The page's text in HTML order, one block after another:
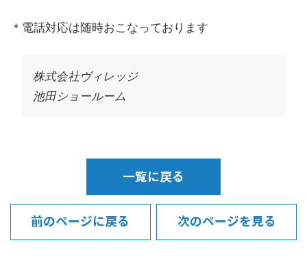
＊電話対応は随時おこなっております
株式会社ヴィレッジ
池田ショールーム
前のページに戻る
一覧に戻る
次のページを見る